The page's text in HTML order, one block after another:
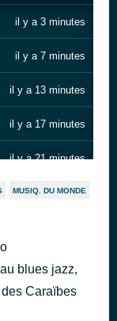
il y a 3 minutes
il y a 7 minutes
il y a 13 minutes
il y a 17 minutes
il y a 21 minutes
il y a 25 minutes
il y a 40 minutes
MUSIQ. DU MONDE
blues jazz,
Caraïbes